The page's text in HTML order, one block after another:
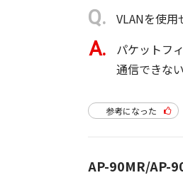
VLANを使用
パケットフ
通信できな
参考になった
AP-90MR/AP-